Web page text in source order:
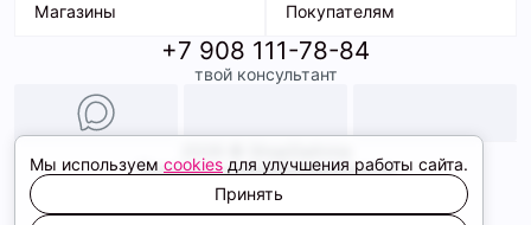
Магазины
ТК Терминал
ТРК Континент
Покупателям
Доставка
Условия оплаты
Образы
+7 908 111-78-84
твой консультант
Политика конфиденциальности
Соглашение cookie
Сайт создали
Мы используем cookies для улучшения работы сайта.
Принять